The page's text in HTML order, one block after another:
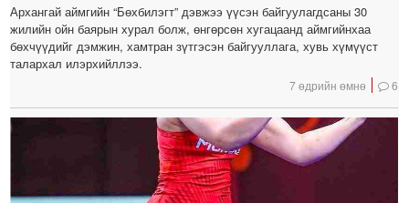
Архангай аймгийн “Бөхбилэгт” дэвжээ үүсэн байгуулагдсаны 30
жилийн ойн баярын хурал болж, өнгөрсөн хугацаанд аймгийнхаа
бөхчүүдийг дэмжин, хамтран зүтгэсэн байгууллага, хувь хүмүүст
талархал илэрхийллээ.
7 өдрийн өмнө 6